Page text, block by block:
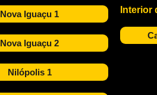
Nova Iguaçu 1
Nova Iguaçu 2
Nilópolis 1
Interior